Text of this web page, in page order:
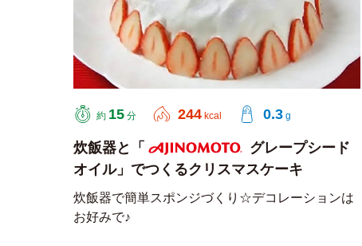
約 15 分 244 kcal 0.3 g
炊飯器と「
AJINOMOTO
グレープシード
オイル」でつくるクリスマスケーキ
炊飯器で簡単スポンジづくり☆デコレーションは
お好みで♪